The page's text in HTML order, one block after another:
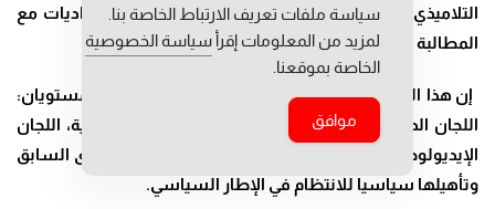
التلاميذي فيتطلب استثمار الفعل النضالي في إطار الوداديات مع
المطالبة بالحق في الانتظام النقابي.
إن هذا المسار النضالي في الحركة الجماهيرية يحكمه مستويان:
اللجان الديمقراطية المنفتحة على كافة الطاقات النضالية، اللجان
الإيديولوجية التي يتم فيها تأطير عناصر أرقى من المستوى السابق
وتأهيلها سياسيا للانتظام في الإطار السياسي.
سياسة ملفات تعريف الارتباط الخاصة بنا.
لمزيد من المعلومات إقرأ سياسة الخصوصية
الخاصة بموقعنا.
موافق